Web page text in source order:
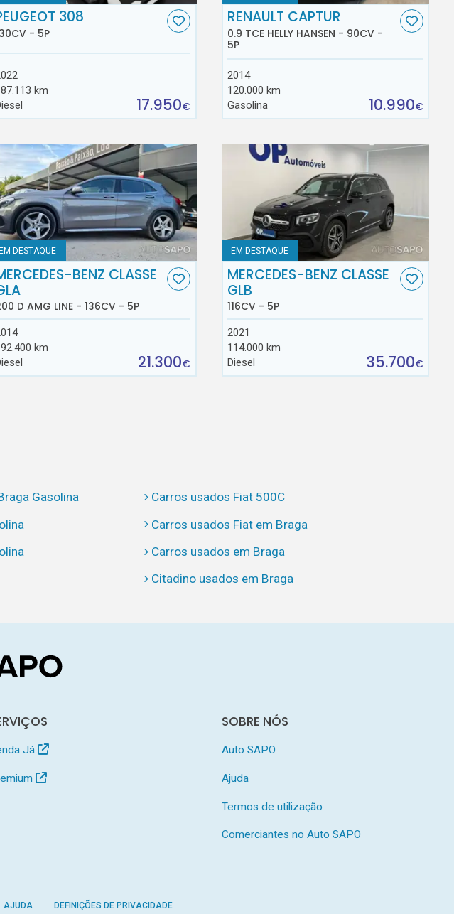
308
- 5P
km
17.950€
RENAULT CAPTUR
0.9 TCE HELLY HANSEN - 90CV -
5P
2014
120.000 km
Gasolina
10.990€
DESTAQUE
BENZ CLASSE
D AMG LINE - 136CV - 5P
km
21.300€
EM DESTAQUE
MERCEDES-BENZ CLASSE
GLB
116CV - 5P
2021
114.000 km
Diesel
35.700€
Gasolina
Carros usados Fiat 500C
Carros usados Fiat em Braga
Carros usados em Braga
Citadino usados em Braga
Já
SOBRE NÓS
Auto SAPO
Ajuda
Termos de utilização
Comerciantes no Auto SAPO
AJUDA DEFINIÇÕES DE PRIVACIDADE